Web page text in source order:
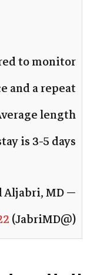
to monitor
and a repeat
length
is 3-5 days.
(@JabriMD)